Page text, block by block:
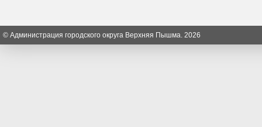
© Администрация городского округа Верхняя Пышма. 2026